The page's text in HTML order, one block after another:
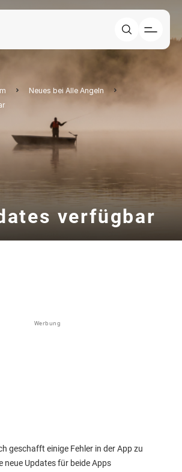
Neues bei Alle Angeln
verfügbar
Werbung
geschafft einige Fehler in der App zu
neue Updates für beide Apps